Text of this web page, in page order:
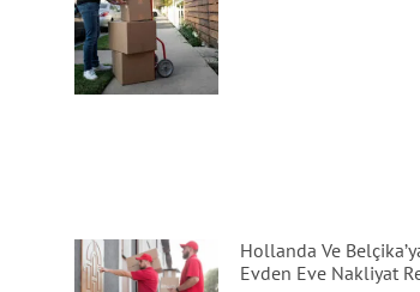
Hollanda Ve
Evden Eve Nakliyat